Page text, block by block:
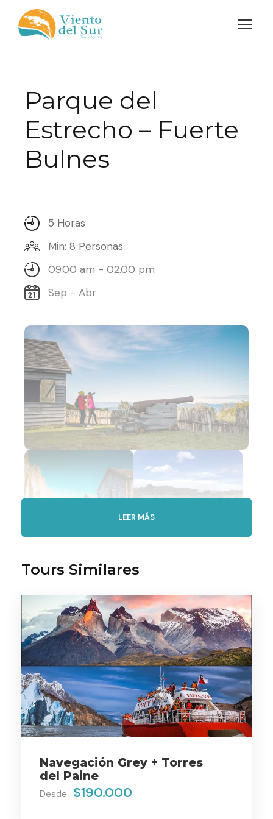
Parque del
Estrecho – Fuerte
Bulnes
5 Horas
Min: 8 Personas
09.00 am - 02.00 pm
Sep - Abr
Gallery Video
Detalle
Nos trasladaremos a 52 km al sur de la
ciudad hacia el parque del estrecho.
gran cantidad de aves marinas y
vegetación típica de la zona.
En el parque existen 6 lugares de interés
LEER MÁS
Tours Similares
Navegación Grey + Torres
del Paine
Desde $190.000